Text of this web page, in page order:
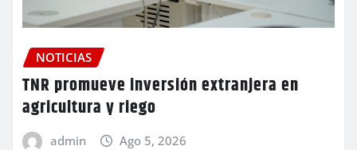
NOTICIAS
TNR promueve inversión extranjera en
agricultura y riego
admin Ago 5, 2026